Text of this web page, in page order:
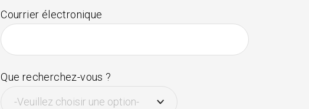
Courrier électronique
Que recherchez-vous ?